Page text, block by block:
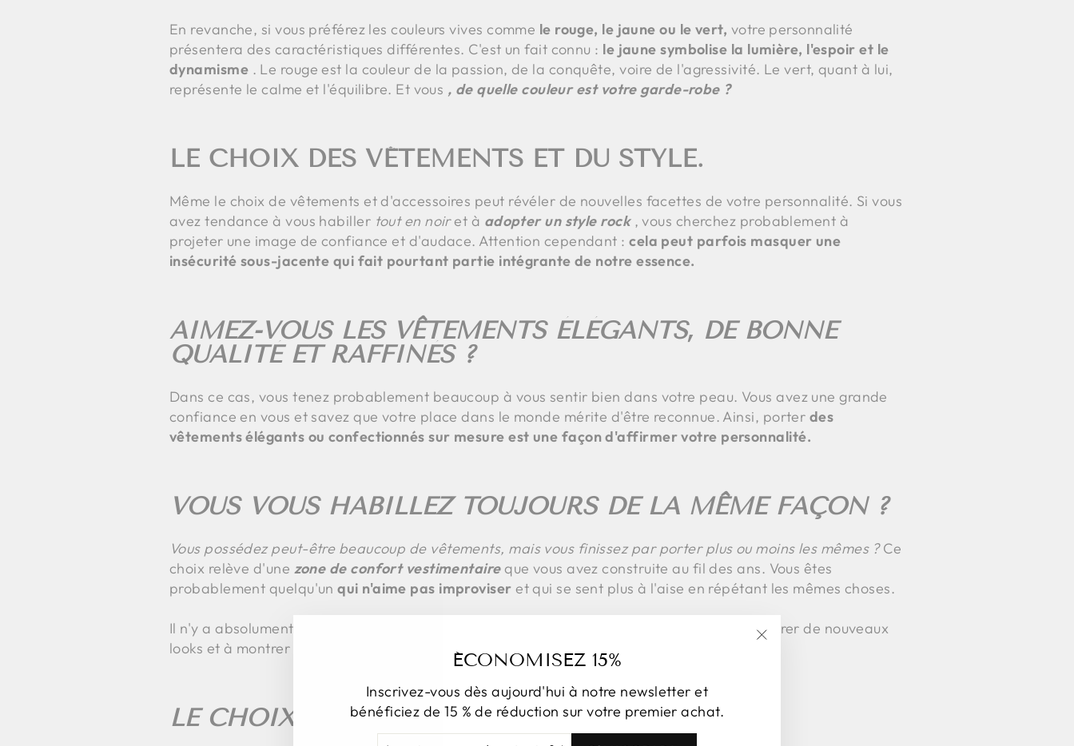
ÉCONOMISEZ 15%
Inscrivez-vous dès aujourd'hui à notre newsletter et
bénéficiez de 15 % de réduction sur votre premier achat.
En revanche, si vous préférez les couleurs vives comme le rouge, le jaune ou le vert, votre personnalité
présentera des caractéristiques différentes. C'est un fait connu : le jaune symbolise la lumière, l'espoir et le
dynamisme . Le rouge est la couleur de la passion, de la conquête, voire de l'agressivité. Le vert, quant à lui,
représente le calme et l'équilibre. Et vous , de quelle couleur est votre garde-robe ?
LE CHOIX DES VÊTEMENTS ET DU STYLE.
Même le choix de vêtements et d'accessoires peut révéler de nouvelles facettes de votre personnalité. Si vous
avez tendance à vous habiller tout en noiret à adopter un style rock, vous cherchez probablement à
projeter une image de confiance et d'audace. Attention cependant :cela peut parfois masquer une
insécurité sous-jacente qui fait pourtant partie intégrante de notre essence.
AIMEZ-VOUS LES VÊTEMENTS ÉLÉGANTS, DE BONNE
QUALITÉ ET RAFFINÉS ?
Dans ce cas, vous tenez probablement beaucoup à vous sentir bien dans votre peau. Vous avez une grande
confiance en vous et savez que votre place dans le monde mérite d'être reconnue. Ainsi, porter des
vêtements élégants ou confectionnés sur mesure est une façon d'affirmer votre personnalité.
VOUS VOUS HABILLEZ TOUJOURS DE LA MÊME FAÇON ?
Vous possédez peut-être beaucoup de vêtements, mais vous finissez par porter plus ou moins les mêmes ?Ce
choix relève d'une zone de confort vestimentaireque vous avez construite au fil des ans. Vous êtes
probablement quelqu'unqui n'aime pas improviser et qui se sent plus à l'aise en répétant les mêmes choses.
Il n'y a absolument rien de mal à cela, mais chez
nous vous encourageons à explorer de nouveaux
looks et à montrer d'autres facettes de votre personnalité.
LE CHOIX DE LA MARQUE.